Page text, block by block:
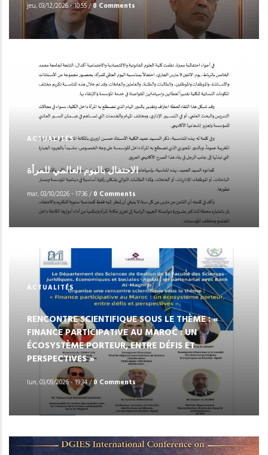
jeu, 03/12/2026 - 10:55/0 Comments
ACTUALITÉS
الاحتفال باليوم العالمي للمرأة
mar, 03/10/2026 - 17:36/0 Comments
ACTUALITÉS
RENCONTRE SCIENTIFIQUE SOUS LE THÈME : «
FINANCE PARTICIPATIVE AU MAROC : UN
ÉCOSYSTÈME PORTEUR, ENTRE DÉFIS ET
PERSPECTIVES »
lun, 03/09/2026 - 19:34/0 Comments